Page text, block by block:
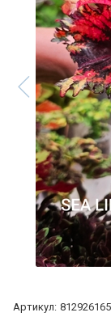
Артикул: 812926165